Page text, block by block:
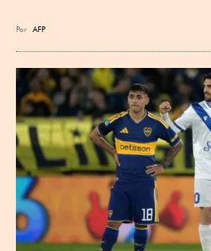
Por AFP